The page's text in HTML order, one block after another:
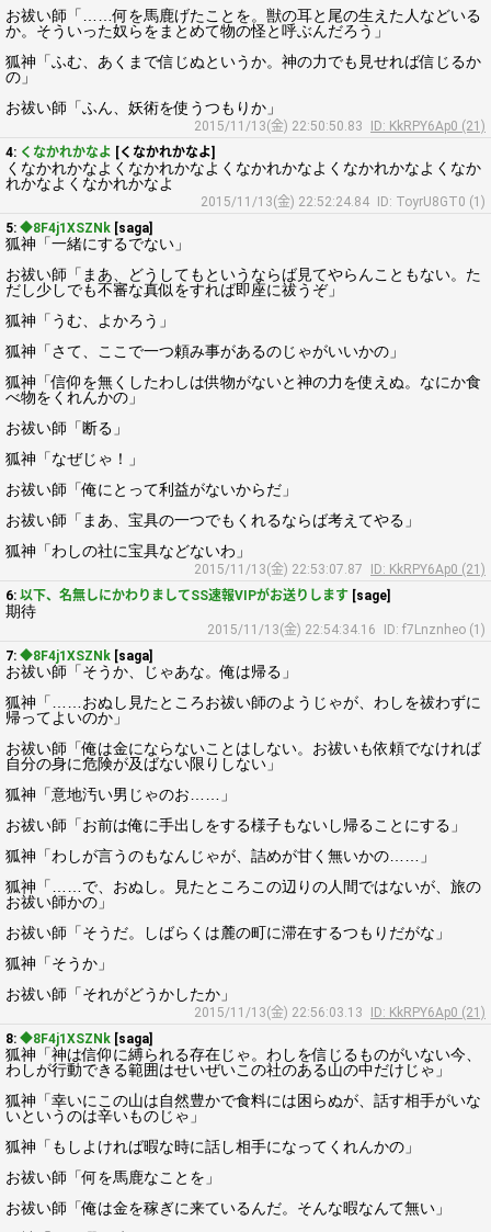
お祓い師「……何を馬鹿げたことを。獣の耳と尾の生えた人などいる
か。そういった奴らをまとめて物の怪と呼ぶんだろう」
狐神「ふむ、あくまで信じぬというか。神の力でも見せれば信じるか
の」
お祓い師「ふん、妖術を使うつもりか」
2015/11/13(金) 22:50:50.83
ID: KkRPY6Ap0 (21)
4: くなかれかなよ [くなかれかなよ]
くなかれかなよくなかれかなよくなかれかなよくなかれかなよくなか
れかなよくなかれかなよ
2015/11/13(金) 22:52:24.84
ID: ToyrU8GT0 (1)
5: ◆8F4j1XSZNk [saga]
狐神「一緒にするでない」
お祓い師「まあ、どうしてもというならば見てやらんこともない。た
だし少しでも不審な真似をすれば即座に祓うぞ」
狐神「うむ、よかろう」
狐神「さて、ここで一つ頼み事があるのじゃがいいかの」
狐神「信仰を無くしたわしは供物がないと神の力を使えぬ。なにか食
べ物をくれんかの」
お祓い師「断る」
狐神「なぜじゃ！」
お祓い師「俺にとって利益がないからだ」
お祓い師「まあ、宝具の一つでもくれるならば考えてやる」
狐神「わしの社に宝具などないわ」
2015/11/13(金) 22:53:07.87
ID: KkRPY6Ap0 (21)
6: 以下、名無しにかわりましてSS速報VIPがお送りします [sage]
期待
2015/11/13(金) 22:54:34.16
ID: f7Lnznheo (1)
7: ◆8F4j1XSZNk [saga]
お祓い師「そうか、じゃあな。俺は帰る」
狐神「……おぬし見たところお祓い師のようじゃが、わしを祓わずに
帰ってよいのか」
お祓い師「俺は金にならないことはしない。お祓いも依頼でなければ
自分の身に危険が及ばない限りしない」
狐神「意地汚い男じゃのお……」
お祓い師「お前は俺に手出しをする様子もないし帰ることにする」
狐神「わしが言うのもなんじゃが、詰めが甘く無いかの……」
狐神「……で、おぬし。見たところこの辺りの人間ではないが、旅の
お祓い師かの」
お祓い師「そうだ。しばらくは麓の町に滞在するつもりだがな」
狐神「そうか」
お祓い師「それがどうかしたか」
2015/11/13(金) 22:56:03.13
ID: KkRPY6Ap0 (21)
8: ◆8F4j1XSZNk [saga]
狐神「神は信仰に縛られる存在じゃ。わしを信じるものがいない今、
わしが行動できる範囲はせいぜいこの社のある山の中だけじゃ」
狐神「幸いにこの山は自然豊かで食料には困らぬが、話す相手がいな
いというのは辛いものじゃ」
狐神「もしよければ暇な時に話し相手になってくれんかの」
お祓い師「何を馬鹿なことを」
お祓い師「俺は金を稼ぎに来ているんだ。そんな暇なんて無い」